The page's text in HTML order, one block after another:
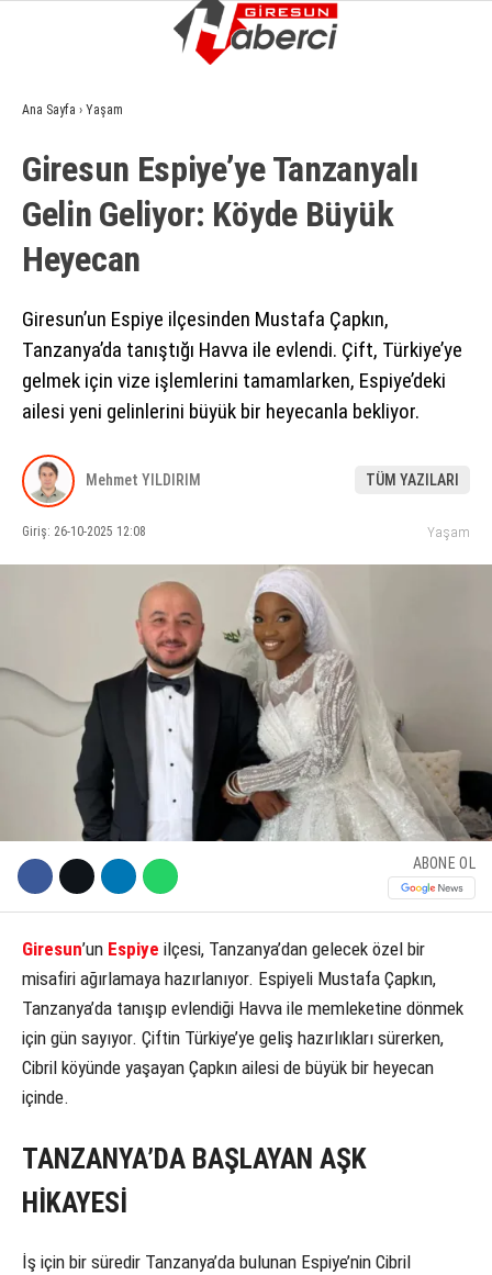
Facebook
Instagram
Youtube
GÜNDEM
EKONOMI
SIYASET
ASAYIŞ
SPOR
YAŞAM
SAĞLIK
KÜLTÜR SANAT
Ana Sayfa › Yaşam
Giresun Espiye’ye Tanzanyalı
Gelin Geliyor: Köyde Büyük
Heyecan
Giresun’un Espiye ilçesinden Mustafa Çapkın,
Tanzanya’da tanıştığı Havva ile evlendi. Çift, Türkiye’ye
gelmek için vize işlemlerini tamamlarken, Espiye’deki
ailesi yeni gelinlerini büyük bir heyecanla bekliyor.
Mehmet YILDIRIM TÜM YAZILARI
Giriş: 26-10-2025 12:08 Yaşam
ABONE OL
Giresun’un Espiye ilçesi, Tanzanya’dan gelecek özel bir
misafiri ağırlamaya hazırlanıyor. Espiyeli Mustafa Çapkın,
Tanzanya’da tanışıp evlendiği Havva ile memleketine dönmek
için gün sayıyor. Çiftin Türkiye’ye geliş hazırlıkları sürerken,
Cibril köyünde yaşayan Çapkın ailesi de büyük bir heyecan
içinde.
TANZANYA’DA BAŞLAYAN AŞK
HİKAYESİ
İş için bir süredir Tanzanya’da bulunan Espiye’nin Cibril